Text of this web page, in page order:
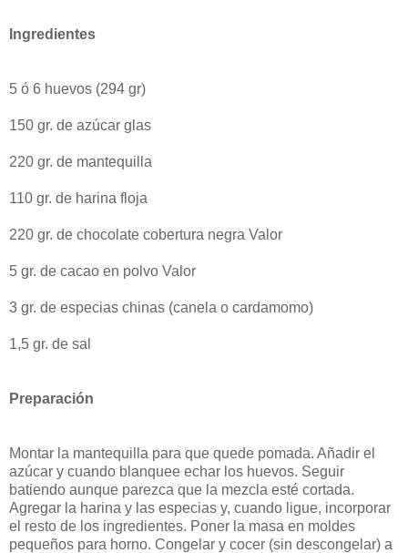
Ingredientes
5 ó 6 huevos (294 gr)
150 gr. de azúcar glas
220 gr. de mantequilla
110 gr. de harina floja
220 gr. de chocolate cobertura negra Valor
5 gr. de cacao en polvo Valor
3 gr. de especias chinas (canela o cardamomo)
1,5 gr. de sal
Preparación
Montar la mantequilla para que quede pomada. Añadir el
azúcar y cuando blanquee echar los huevos. Seguir
batiendo aunque parezca que la mezcla esté cortada.
Agregar la harina y las especias y, cuando ligue, incorporar
el resto de los ingredientes. Poner la masa en moldes
pequeños para horno. Congelar y cocer (sin descongelar) a